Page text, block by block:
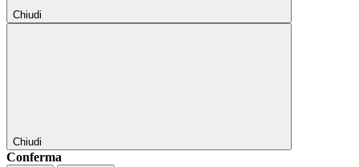
Chiudi
Chiudi
Conferma